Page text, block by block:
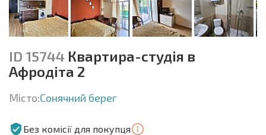
ID 15744 Квартира-студія в
Афродіта 2
Місто:Сонячний берег
Без комісії для покупця